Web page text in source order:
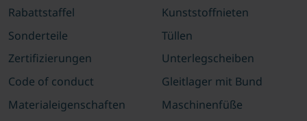
Rabattstaffel
Sonderteile
Zertifizierungen
Code of conduct
Materialeigenschaften
Kunststoffnieten
Tüllen
Unterlegscheiben
Gleitlager mit Bund
Maschinenfüße